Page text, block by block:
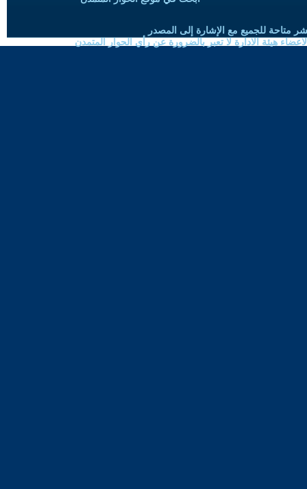
متاحة للجميع مع الإشارة إلى المصدر
هيئة الادارة لا تعبر بالضرورة عن رأي الحوار المتمدن